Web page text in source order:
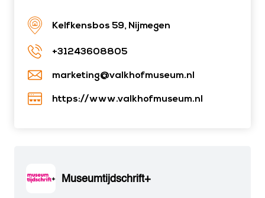
Kelfkensbos 59, Nijmegen
+31243608805
marketing@valkhofmuseum.nl
https://www.valkhofmuseum.nl
Museumtijdschrift+